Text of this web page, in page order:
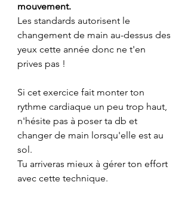
mouvement.
Les standards autorisent le
changement de main au-dessus des
yeux cette année donc ne t'en
prives pas !
Si cet exercice fait monter ton
rythme cardiaque un peu trop haut,
n'hésite pas à poser ta db et
changer de main lorsqu'elle est au
sol.
Tu arriveras mieux à gérer ton effort
avec cette technique.